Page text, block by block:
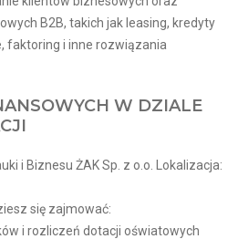
B2B, takich jak leasing, kredyty
faktoring i inne rozwiązania
W DZIALE
i Biznesu ŻAK Sp. z o.o. Lokalizacja:
się zajmować:
i rozliczeń dotacji oświatowych